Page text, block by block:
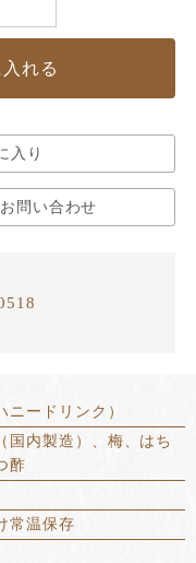
れる
入り
問い合わせ
ニードリンク）
国内製造）、梅、はち
酢
常温保存